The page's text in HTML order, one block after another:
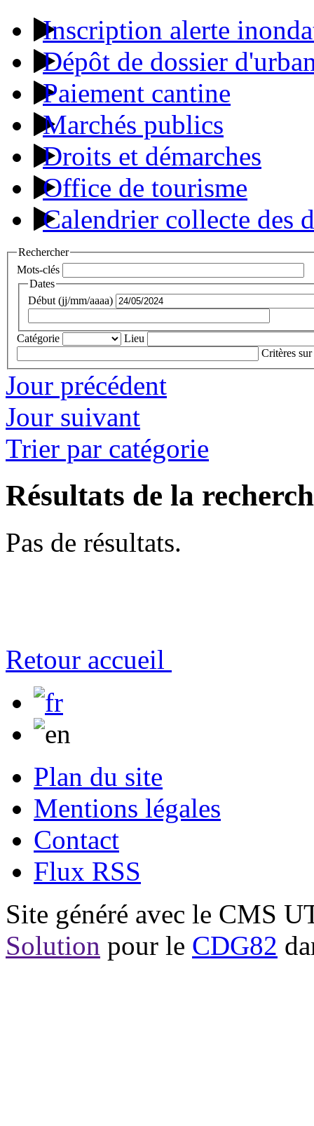
Inscription alerte
Dépôt de dossier
Paiement cantine
Marchés publics
Droits et démarches
Office de tourisme
Calendrier collecte des
Rechercher
Mots-clés
Dates
Début (jj/mm/aaaa)
Catégorie
Lieu
Critères sur
Jour précédent
Jour suivant
Trier par catégorie
Résultats de la
Pas de résultats.
Retour accueil
Plan du site
Mentions légales
Contact
Flux RSS
Site généré avec le CMS
Solution pour le CDG82